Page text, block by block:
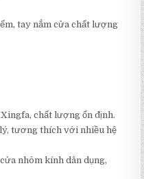
tay nắm cửa chất lượng
chất lượng ổn định.
tương thích với nhiều hệ
nhôm kính dân dụng,